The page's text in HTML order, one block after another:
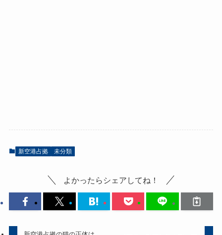
新空港占拠 未分類
よかったらシェアしてね！